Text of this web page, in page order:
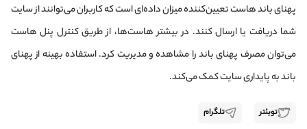
پهنای باند هاست تعیین‌کننده میزان داده‌ای است که کاربران می‌توانند از سایت
شما دریافت یا ارسال کنند. در بیشتر هاست‌ها، از طریق کنترل پنل هاست
می‌توان مصرف پهنای باند را مشاهده و مدیریت کرد. استفاده بهینه از پهنای
باند به پایداری سایت کمک می‌کند.
تویئتر تلگرام